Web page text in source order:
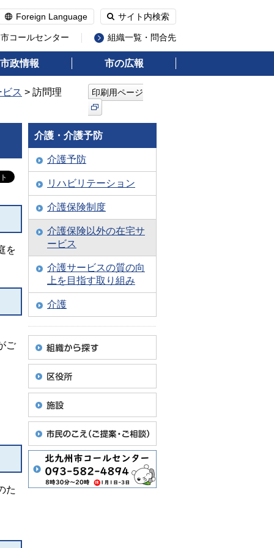
Foreign Language サイト内検索
コールセンター 組織一覧・問合先
市政情報 市の広報
ス > 訪問理 印刷用ページ
を
ご
た
介護・介護予防
介護予防
リハビリテーション
介護保険制度
介護保険以外の在宅サ
ービス
介護サービスの質の向
上を目指す取り組み
介護